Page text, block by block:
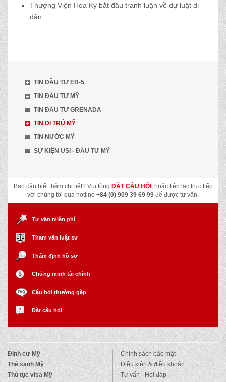
Thượng Viện Hoa Kỳ bắt đầu tranh luận về dự luật di
dân
TIN ĐẦU TƯ EB-5
TIN ĐẦU TƯ MỸ
TIN ĐẦU TƯ GRENADA
TIN DI TRÚ MỸ
TIN NƯỚC MỸ
SỰ KIỆN USI - ĐẦU TƯ MỸ
Bạn cần biết thêm chi tiết? Vui lòng ĐẶT CÂU HỎI , hoặc liên lạc trực tiếp
với chúng tôi qua hotline +84 (0) 909 39 69 99 để được tư vấn.
Tư vấn miễn phí
Tham vấn luật sư
Thẩm định hồ sơ
Chứng minh tài chính
Câu hỏi thường gặp
Đặt câu hỏi
Định cư Mỹ
Thẻ xanh Mỹ
Thủ tục visa Mỹ
Chính sách bảo mật
Điều kiện & điều khoản
Tư vấn - Hỏi đáp